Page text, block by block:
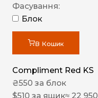
Фасування:
Блок
В Кошик
Compliment Red KS
₴550 за блок
$510 за ящик≈ 22 950